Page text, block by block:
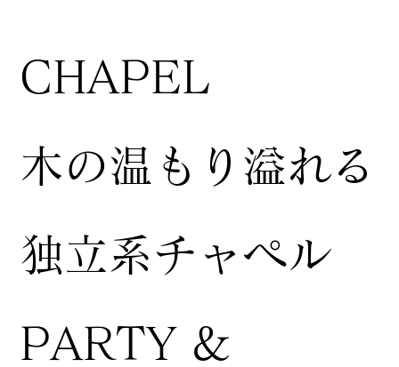
CHAPEL
木の温もり溢れる
独立系チャペル
PARTY &